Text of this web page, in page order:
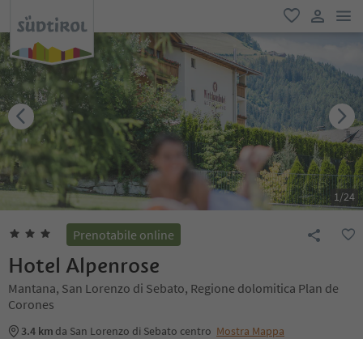
favoriti
user link
1/24
Prenotabile online
Hotel Alpenrose
Mantana, San Lorenzo di Sebato, Regione dolomitica Plan de
Corones
3.4 km da San Lorenzo di Sebato centro Mostra Mappa